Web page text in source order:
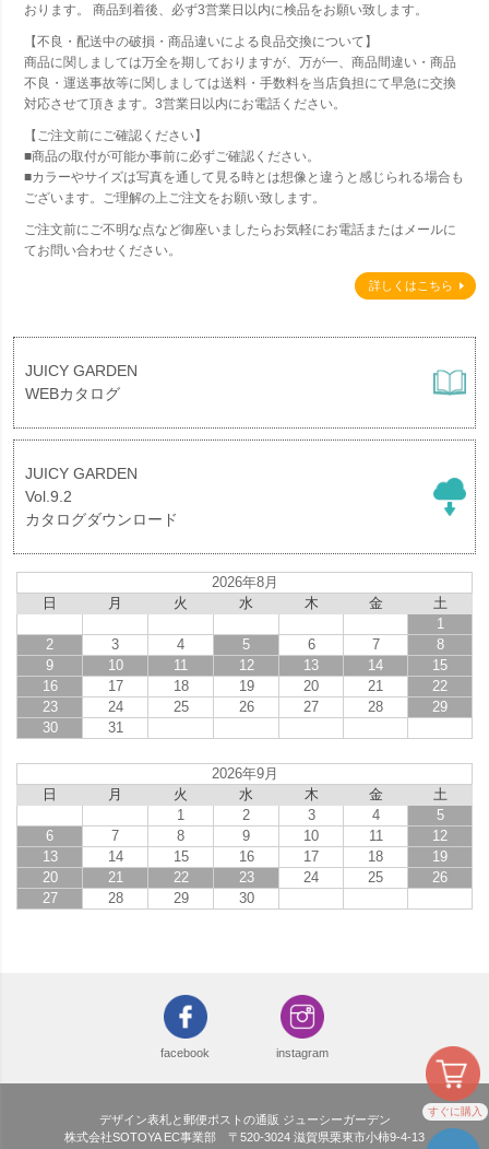
すぐに購入
おります。 商品到着後、必ず3営業日以内に検品をお願い致します。
【不良・配送中の破損・商品違いによる良品交換について】
商品に関しましては万全を期しておりますが、万が一、商品間違い・商品
不良・運送事故等に関しましては送料・手数料を当店負担にて早急に交換
対応させて頂きます。3営業日以内にお電話ください。
【ご注文前にご確認ください】
■商品の取付が可能か事前に必ずご確認ください。
■カラーやサイズは写真を通して見る時とは想像と違うと感じられる場合も
ございます。ご理解の上ご注文をお願い致します。
ご注文前にご不明な点など御座いましたらお気軽にお電話またはメールに
てお問い合わせください。
詳しくはこちら
JUICY GARDEN
WEBカタログ
JUICY GARDEN
Vol.9.2
カタログダウンロード
2026年8月
日
月 火 水 木 金
土
1
2
3 4 5 6 7
8
9
10 11 12 13 14
15
16
17 18 19 20 21
22
23
24 25 26 27 28
29
30
31
2026年9月
日
月 火 水 木 金
土
1
2 3 4
5
6
7 8 9 10 11
12
13
14 15 16 17 18
19
20
21 22 23 24 25
26
27
28 29 30
facebook instagram
デザイン表札と郵便ポストの通販 ジューシーガーデン
株式会社SOTOYA EC事業部 〒520-3024 滋賀県栗東市小柿9-4-13